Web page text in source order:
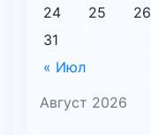
Август 2026
« Июл
24
25 26
31